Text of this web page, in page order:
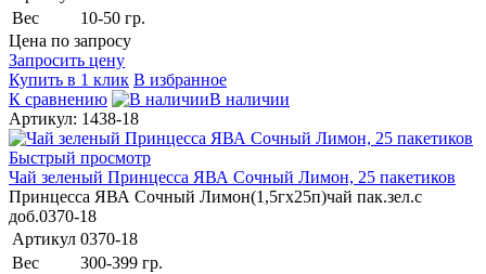
Вес
10-50 гр.
Цена по запросу
Запросить цену
Купить в 1 клик В избранное
К сравнению
В наличии
Артикул: 1438-18
Быстрый просмотр
Чай зеленый Принцесса ЯВА Сочный Лимон, 25 пакетиков
Принцесса ЯВА Сочный Лимон(1,5гх25п)чай пак.зел.с
доб.0370-18
Артикул 0370-18
Вес
300-399 гр.